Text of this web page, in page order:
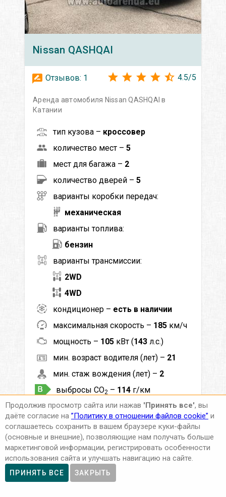
Nissan QASHQAI
Отзывов: 1 4.5/5
Аренда автомобиля Nissan QASHQAI в
Катании
тип кузова – кроссовер
количество мест – 5
мест для багажа – 2
количество дверей – 5
варианты коробки передач:
механическая
варианты топлива:
бензин
варианты трансмиссии:
2WD
4WD
кондиционер – есть в наличии
максимальная скорость – 185 км/ч
мощность – 105 кВт (143 л.с.)
мин. возраст водителя (лет) – 21
мин. стаж вождения (лет) – 2
выбросы CO2 – 114 г/км
ACRISS –SFAR
Класс –Полноразмерный 4x4
Цена от71EURв сутки
Продолжив просмотр сайта или нажав 'Принять все', вы
даёте согласие на ”Политику в отношении файлов cookie” и
соглашаетесь сохранить в вашем браузере куки-файлы
(основные и внешние), позволяющие нам получать больше
маркетинговой информации, регистрировать особенности
использования сайта и улучшать навигацию на сайте.
ПРИНЯТЬ ВСЕ ЗАКРЫТЬ